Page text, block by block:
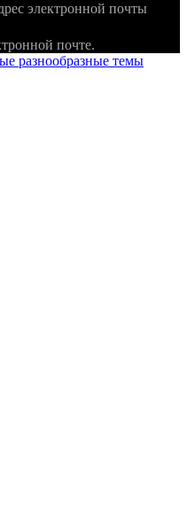
электронной почты
почте.
разнообразные темы